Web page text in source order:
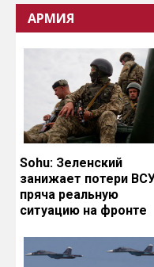
АРМИЯ
Sohu: Зеленский
занижает потери
пряча реальную
ситуацию на фронте